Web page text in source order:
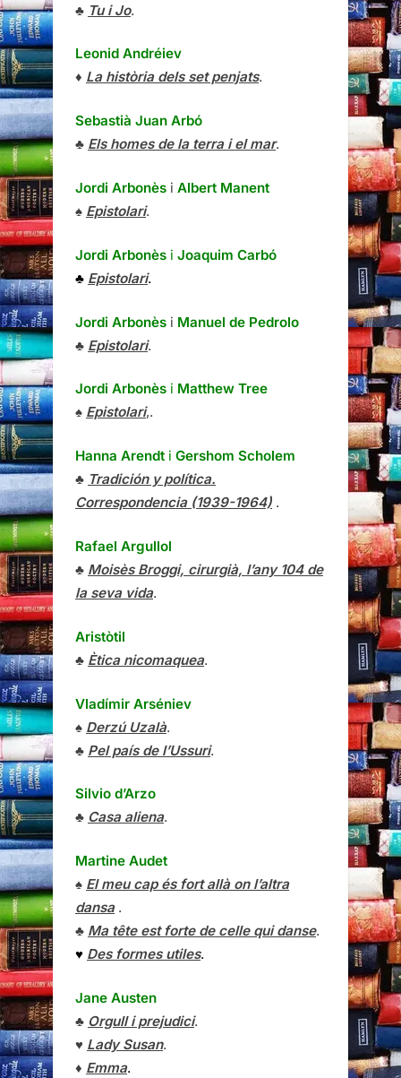
♣ Tu i Jo.
Leonid Andréiev
♦ La història dels set penjats.
Sebastià Juan Arbó
♣ Els homes de la terra i el mar.
Jordi Arbonès i Albert Manent
♠ Epistolari.
Jordi Arbonès i Joaquim Carbó
♣ Epistolari.
Jordi Arbonès i Manuel de Pedrolo
♣ Epistolari.
Jordi Arbonès i Matthew Tree
♠ Epistolari,.
Hanna Arendt i Gershom Scholem
♣ Tradición y política.
Correspondencia (1939-1964) .
Rafael Argullol
♣ Moisès Broggi, cirurgià, l’any 104 de
la seva vida.
Aristòtil
♣ Ètica nicomaquea.
Vladímir Arséniev
♠ Derzú Uzalà.
♣ Pel país de l’Ussuri.
Silvio d’Arzo
♣ Casa aliena.
Martine Audet
♠ El meu cap és fort allà on l’altra
dansa.
♣ Ma tête est forte de celle qui danse.
♥ Des formes utiles.
Jane Austen
♣ Orgull i prejudici.
♥ Lady Susan.
♦ Emma.